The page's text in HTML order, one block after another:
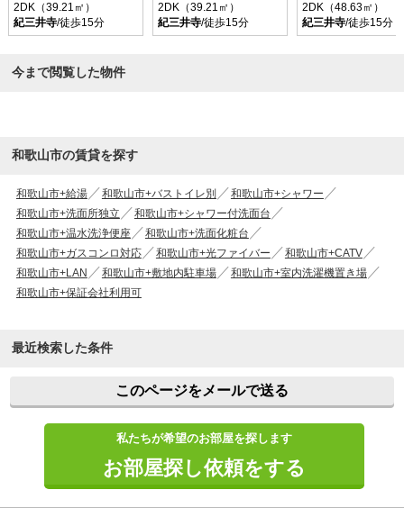
2DK（39.21㎡）
紀三井寺/徒歩15分
2DK（39.21㎡）
紀三井寺/徒歩15分
2DK（48.63㎡）
紀三井寺/徒歩15分
今まで閲覧した物件
和歌山市の賃貸を探す
和歌山市+給湯 和歌山市+バストイレ別
和歌山市+シャワー
和歌山市+洗面所独立
和歌山市+シャワー付洗面台
和歌山市+温水洗浄便座
和歌山市+洗面化粧台
和歌山市+ガスコンロ対応
和歌山市+光ファイバー
和歌山市+CATV
和歌山市+LAN
和歌山市+敷地内駐車場
和歌山市+室内洗濯機置き場
和歌山市+保証会社利用可
最近検索した条件
このページをメールで送る
私たちが希望のお部屋を探します
お部屋探し依頼をする